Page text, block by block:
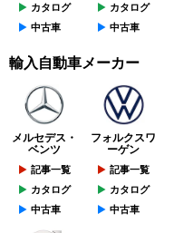
カタログ
中古車
カタログ
中古車
輸入自動車メーカー
メルセデス・
ベンツ
記事一覧
カタログ
中古車
フォルクスワ
ーゲン
記事一覧
カタログ
中古車